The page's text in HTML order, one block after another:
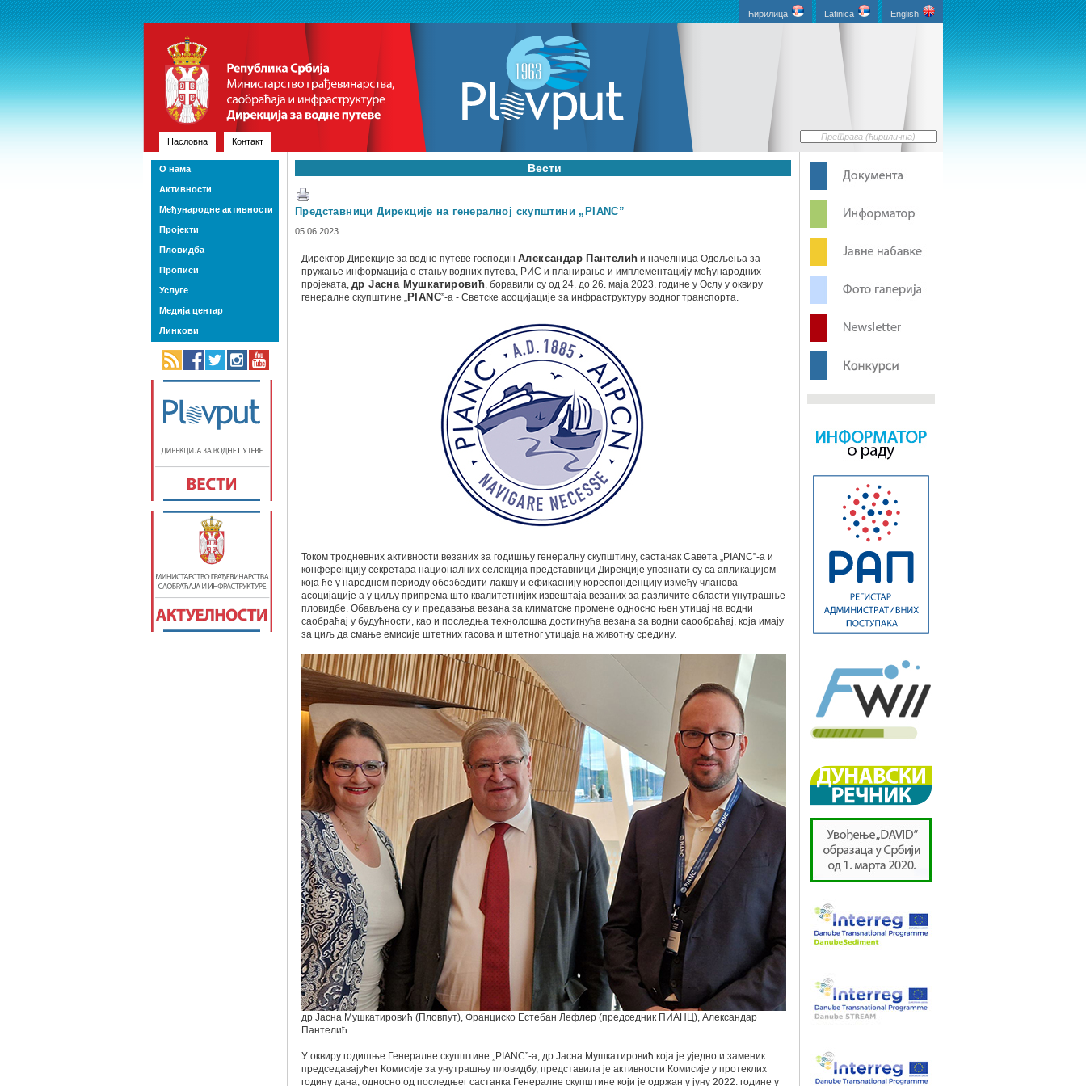
English
Latinica
Ћирилица
Насловна Контакт
Вести
Представници Дирекције на генералној скупштини „PIANC”
05.06.2023.
Директор Дирекције за водне путеве господинАлександар Пантелић и начелница Одељења за
пружање информација о стању водних путева, РИС и планирање и имплементацију међународних
пројеката,др Јасна Мушкатировић, боравили су од 24. до 26. маја 2023. године у Ослу у оквиру
генералне скупштине „PIANC”-а - Светске асоцијације за инфраструктуру водног транспорта.
Током тродневних активности везаних за годишњу генералну скупштину, састанак Савета „PIANC”-а и
конференцију секретара националних селекција представници Дирекције упознати су са апликацијом
која ће у наредном периоду обезбедити лакшу и ефикаснију кореспонденцију између чланова
асоцијације а у циљу припрема што квалитетнијих извештаја везаних за различите области унутрашње
пловидбе. Обављена су и предавања везана за климатске промене односно њен утицај на водни
саобраћај у будућности, као и последња технолошка достигнућа везана за водни саообраћај, која имају
за циљ да смање емисије штетних гасова и штетног утицаја на животну средину.
др Јасна Мушкатировић (Пловпут), Франциско Естебан Лефлер (председник ПИАНЦ), Александар
Пантелић
У оквиру годишње Генералне скупштине „PIANC”-a, др Јасна Мушкатировић која је уједно и заменик
председавајућег Комисије за унутрашњу пловидбу, представила је активности Комисије у протеклих
годину дана, односно од последњег састанка Генералне скупштине који је одржан у јуну 2022. године у
О нама
Активности
Међународне активности
Пројекти
Пловидба
Прописи
Услуге
Медија центар
Линкови